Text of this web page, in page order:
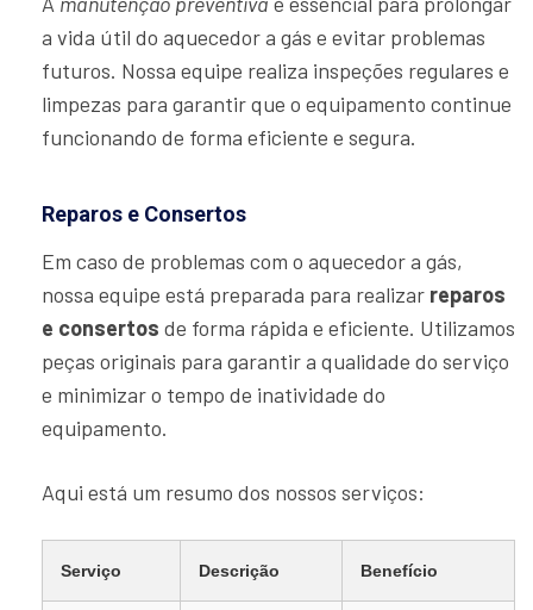
a vida útil do aquecedor a gás e evitar problemas
futuros. Nossa equipe realiza inspeções regulares e
limpezas para garantir que o equipamento continue
funcionando de forma eficiente e segura.
Reparos e Consertos
Em caso de problemas com o aquecedor a gás,
nossa equipe está preparada para realizar reparos
e consertos de forma rápida e eficiente. Utilizamos
peças originais para garantir a qualidade do serviço
e minimizar o tempo de inatividade do
equipamento.
Aqui está um resumo dos nossos serviços:
Serviço Descrição Benefício